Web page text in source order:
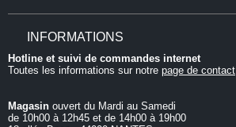
INFORMATIONS
Hotline et suivi de commandes internet
Toutes les informations sur notre page de contact
Magasin ouvert du Mardi au Samedi
de 10h00 à 12h45 et de 14h00 à 19h00